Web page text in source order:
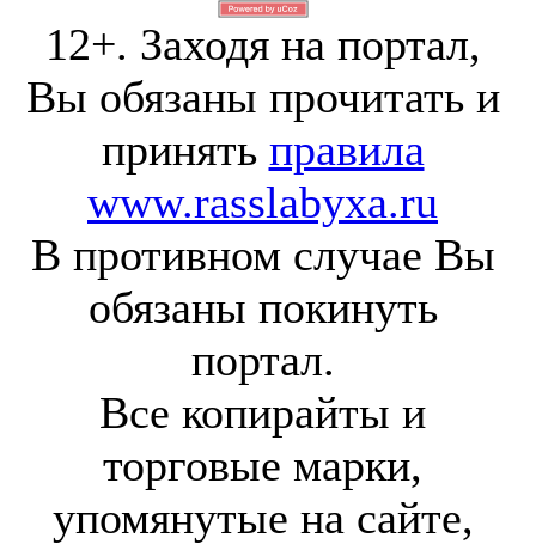
12+. Заходя на портал,
Вы обязаны прочитать и
принять правила
www.rasslabyxa.ru
В противном случае Вы
обязаны покинуть
портал.
Все копирайты и
торговые марки,
упомянутые на сайте,